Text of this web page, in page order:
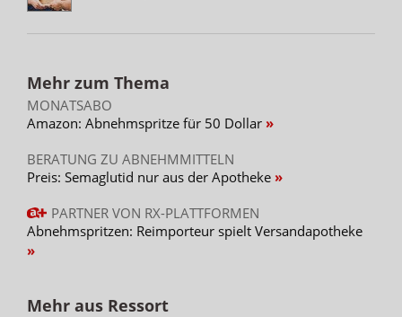
Mehr zum Thema
MONATSABO
Amazon: Abnehmspritze für 50 Dollar
BERATUNG ZU ABNEHMMITTELN
Preis: Semaglutid nur aus der Apotheke
PARTNER VON RX-PLATTFORMEN
Abnehmspritzen: Reimporteur spielt Versandapotheke
Mehr aus Ressort